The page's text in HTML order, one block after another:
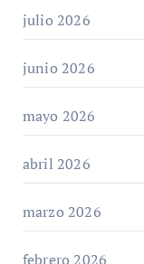
julio 2026
junio 2026
mayo 2026
abril 2026
marzo 2026
febrero 2026